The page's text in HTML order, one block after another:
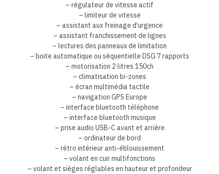
– régulateur de vitesse actif
– limiteur de vitesse
– assistant aux freinage d’urgence
– assistant franchissement de lignes
– lectures des panneaux de limitation
– boite automatique ou séquentielle DSG 7 rapports
– motorisation 2 litres 150ch
– climatisation bi-zones
– écran multimédia tactile
– navigation GPS Europe
– interface bluetooth téléphone
– interface bluetooth musique
– prise audio USB-C avant et arrière
– ordinateur de bord
– rétro intérieur anti-éblouissement
– volant en cuir multifonctions
– volant et sièges réglables en hauteur et profondeur